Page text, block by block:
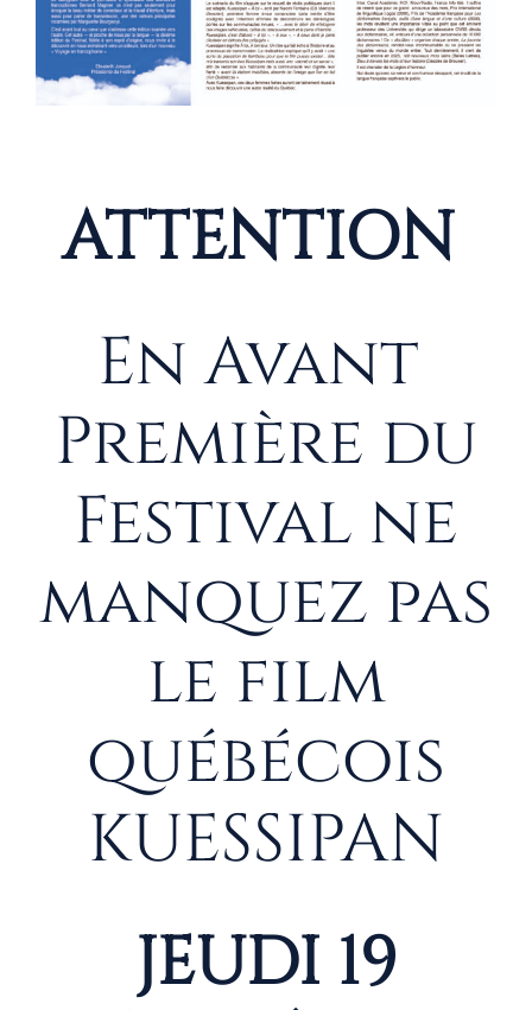
ATTENTION
En Avant
Première du
Festival ne
manquez pas
le film
québécois
KUESSIPAN
JEUDI 19